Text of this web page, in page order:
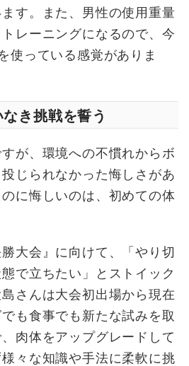
す。また、男性の使用重量
レーニングになるので、今
使っている感覚がありま
き挑戦を誓う
すが、環境への不慣れからボ
じられなかった悔しさがあ
に悔しいのは、初めての体
大会』に向けて、「やり切
で立ちたい」とストイック
さんは大会初出場から現在
も食事でも新たな試みを取
肉体をアップグレードして
々な知識や手法に柔軟に挑